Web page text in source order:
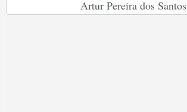
Artur Pereira dos Santos